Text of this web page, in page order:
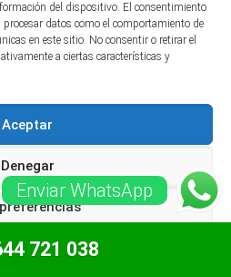
del dispositivo. El consentimiento
datos como el comportamiento de
en este sitio. No consentir o retirar el
a ciertas características y
Aceptar
Denegar
de Privacidad
en Sant Cugat
Enviar WhatsApp
721 038